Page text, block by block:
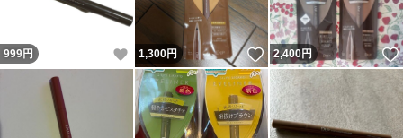
999円 いいね！
1,300円 いいね！
2,400円